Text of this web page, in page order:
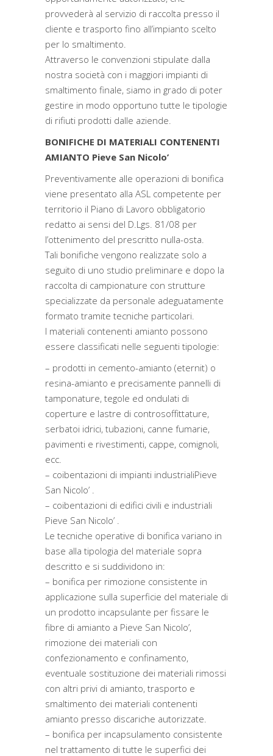
provvederà al servizio di raccolta presso il
cliente e trasporto fino all’impianto scelto
per lo smaltimento.
Attraverso le convenzioni stipulate dalla
nostra società con i maggiori impianti di
smaltimento finale, siamo in grado di poter
gestire in modo opportuno tutte le tipologie
di rifiuti prodotti dalle aziende.
BONIFICHE DI MATERIALI CONTENENTI
AMIANTO Pieve San Nicolo’
Preventivamente alle operazioni di bonifica
viene presentato alla ASL competente per
territorio il Piano di Lavoro obbligatorio
redatto ai sensi del D.Lgs. 81/08 per
l’ottenimento del prescritto nulla-osta.
Tali bonifiche vengono realizzate solo a
seguito di uno studio preliminare e dopo la
raccolta di campionature con strutture
specializzate da personale adeguatamente
formato tramite tecniche particolari.
I materiali contenenti amianto possono
essere classificati nelle seguenti tipologie:
– prodotti in cemento-amianto (eternit) o
resina-amianto e precisamente pannelli di
tamponature, tegole ed ondulati di
coperture e lastre di controsoffittature,
serbatoi idrici, tubazioni, canne fumarie,
pavimenti e rivestimenti, cappe, comignoli,
ecc.
– coibentazioni di impianti industrialiPieve
San Nicolo’ .
– coibentazioni di edifici civili e industriali
Pieve San Nicolo’ .
Le tecniche operative di bonifica variano in
base alla tipologia del materiale sopra
descritto e si suddividono in:
– bonifica per rimozione consistente in
applicazione sulla superficie del materiale di
un prodotto incapsulante per fissare le
fibre di amianto a Pieve San Nicolo’,
rimozione dei materiali con
confezionamento e confinamento,
eventuale sostituzione dei materiali rimossi
con altri privi di amianto, trasporto e
smaltimento dei materiali contenenti
amianto presso discariche autorizzate.
– bonifica per incapsulamento consistente
nel trattamento di tutte le superfici dei